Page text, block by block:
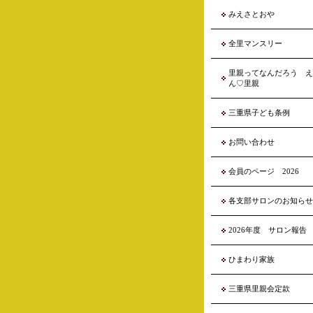
みえさとおや
全里マンスリー
里親ってなんだろう
ん♡里親
三重県子ども条例
お問い合わせ
会員のページ 2026
各支部サロンのお知らせ
2026年度 サロン報告
ひまわり家族
三重県里親会定款